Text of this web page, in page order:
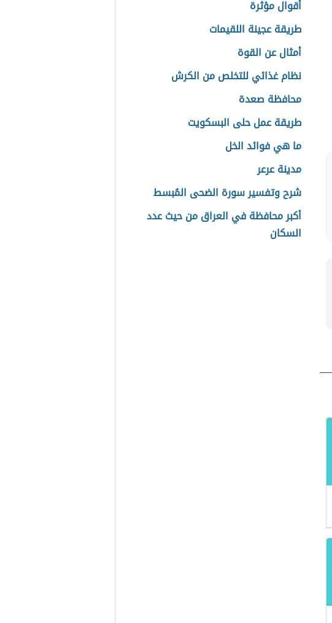
أقوال مؤثرة
طريقة عجينة اللقيمات
أمثال عن القوة
نظام غذائي للتخلص من الكرش
محافظة صعدة
طريقة عمل حلى البسكويت
ما هي فوائد الخل
مدينة عرعر
شرح وتفسير سورة الضحى المُبسط
أكبر محافظة في العراق من حيث عدد
السكان